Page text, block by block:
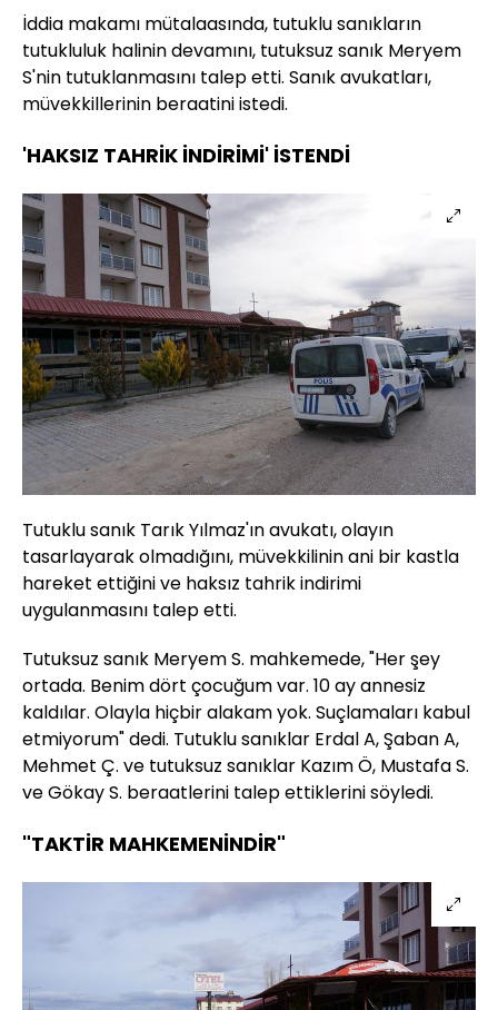
İddia makamı mütalaasında, tutuklu sanıkların
tutukluluk halinin devamını, tutuksuz sanık Meryem
S'nin tutuklanmasını talep etti. Sanık avukatları,
müvekkillerinin beraatini istedi.
'HAKSIZ TAHRİK İNDİRİMİ' İSTENDİ
Tutuklu sanık Tarık Yılmaz'ın avukatı, olayın
tasarlayarak olmadığını, müvekkilinin ani bir kastla
hareket ettiğini ve haksız tahrik indirimi
uygulanmasını talep etti.
Tutuksuz sanık Meryem S. mahkemede, "Her şey
ortada. Benim dört çocuğum var. 10 ay annesiz
kaldılar. Olayla hiçbir alakam yok. Suçlamaları kabul
etmiyorum" dedi. Tutuklu sanıklar Erdal A, Şaban A,
Mehmet Ç. ve tutuksuz sanıklar Kazım Ö, Mustafa S.
ve Gökay S. beraatlerini talep ettiklerini söyledi.
"TAKTİR MAHKEMENİNDİR"